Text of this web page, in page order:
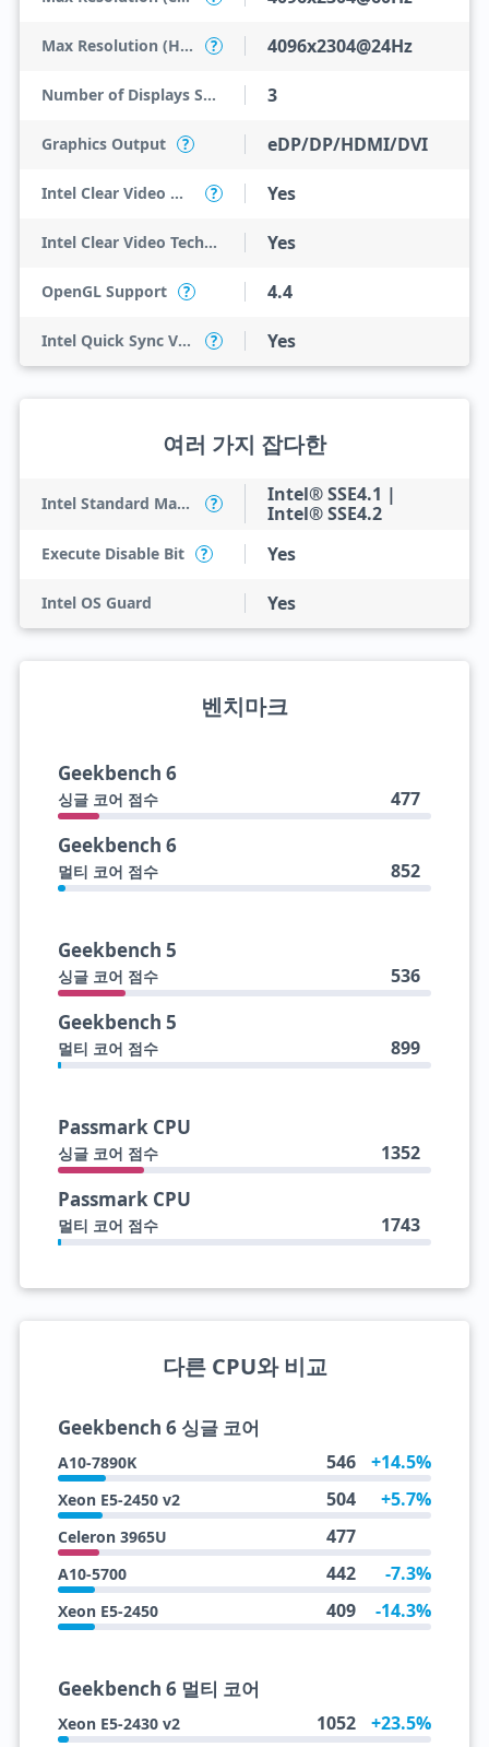
Max Resolution (HDMI) ? 4096x2304@24Hz
Number of Displays Supported 3
Graphics Output ? eDP/DP/HDMI/DVI
Intel Clear Video HD Technology ? Yes
Intel Clear Video Technology Yes
OpenGL Support ? 4.4
Intel Quick Sync Video ? Yes
여러 가지 잡다한
Intel Standard Manageability (ISM) ?
Intel® SSE4.1 |
Intel® SSE4.2
Execute Disable Bit ? Yes
Intel OS Guard Yes
벤치마크
Geekbench 6
싱글 코어 점수 477
Geekbench 6
멀티 코어 점수 852
Geekbench 5
싱글 코어 점수 536
Geekbench 5
멀티 코어 점수 899
Passmark CPU
싱글 코어 점수 1352
Passmark CPU
멀티 코어 점수 1743
다른 CPU와 비교
Geekbench 6 싱글 코어
A10-7890K 546 +14.5%
Xeon E5-2450 v2 504 +5.7%
Celeron 3965U 477
A10-5700 442 -7.3%
Xeon E5-2450 409 -14.3%
Geekbench 6 멀티 코어
Xeon E5-2430 v2 1052 +23.5%